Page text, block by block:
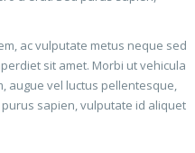
ac vulputate metus neque sed
sit amet. Morbi ut vehicula
augue vel luctus pellentesque,
sapien, vulputate id aliquet